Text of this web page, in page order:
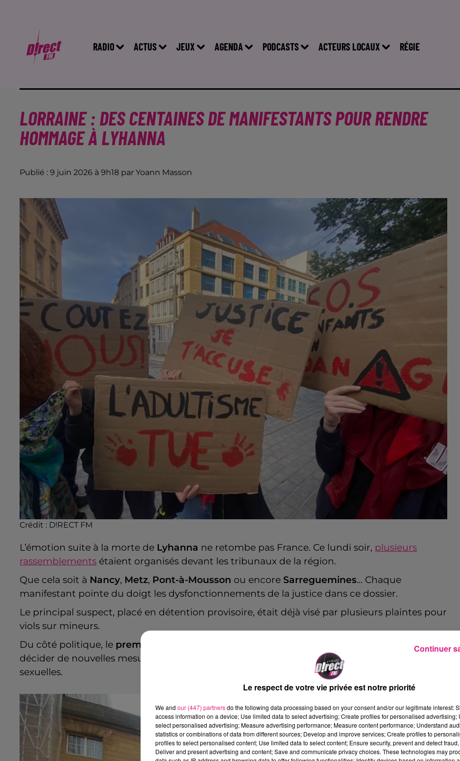
RADIO ACTUS JEUX AGENDA PODCASTS ACTEURS LOCAUX RÉGIE
LORRAINE : DES CENTAINES DE MANIFESTANTS POUR RENDRE
HOMMAGE À LYHANNA
Publié : 9 juin 2026 à 9h18 par Yoann Masson
Crédit : D!RECT FM
L’émotion suite à la morte de Lyhanna ne retombe pas France. Ce lundi soir, plusieurs
rassemblements étaient organisés devant les tribunaux de la région.
Que cela soit à Nancy, Metz, Pont-à-Mousson ou encore Sarreguemines... Chaque
manifestant pointe du doigt les dysfonctionnements de la justice dans ce dossier.
Le principal suspect, placé en détention provisoire, était déjà visé par plusieurs plaintes pour
viols sur mineurs.
Du côté politique, le premier ministre
réunira ce mardi matin plusieurs ministres pour
décider de nouvelles mesures pour la protection des enfants et contre les violences
sexuelles.
Le respect de votre vie privée est notre priorité
We and our (447) partnersdo the following data processing based on your consent and/or our legitimate interest:
access information on a device; Use limited data to select advertising; Create profiles for personalised advertising;
select personalised advertising; Measure advertising performance; Measure content performance; Understand
statistics or combinations of data from different sources; Develop and improve services; Create profiles to
profiles to select personalised content; Use limited data to select content; Ensure security, prevent and detect
Deliver and present advertising and content; Save and communicate privacy choices. These technologies may
Continuer